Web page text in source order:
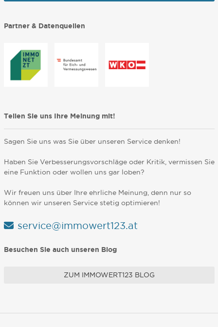
Partner & Datenquellen
Teilen Sie uns Ihre Meinung mit!
Sagen Sie uns was Sie über unseren Service denken!
Haben Sie Verbesserungsvorschläge oder Kritik, vermissen Sie
eine Funktion oder wollen uns gar loben?
Wir freuen uns über Ihre ehrliche Meinung, denn nur so
können wir unseren Service stetig optimieren!
service@immowert123.at
Besuchen Sie auch unseren Blog
ZUM IMMOWERT123 BLOG